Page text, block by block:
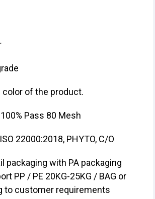
color of the product.
Pass 80 Mesh
22000:2018, PHYTO, C/O
packaging with PA packaging
PP / PE 20KG-25KG / BAG or
to customer requirements